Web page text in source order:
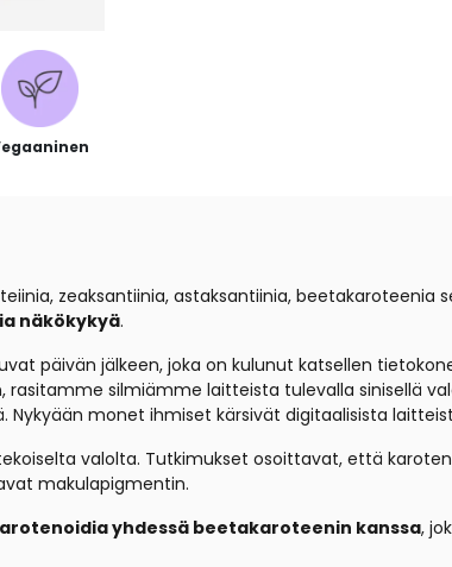
zeaksantiinia, astaksantiinia, beetakaroteenia
näkökykyä.
päivän jälkeen, joka on kulunut katsellen
silmiämme laitteista tulevalla sinisellä
Nykyään monet ihmiset kärsivät digitaalisista
valolta. Tutkimukset osoittavat, että
makulapigmentin.
yhdessä beetakaroteenin kanssa,